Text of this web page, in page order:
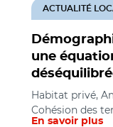
une
ACTUALITÉ
Habitat privé,
Cohésion des
En savoir plus